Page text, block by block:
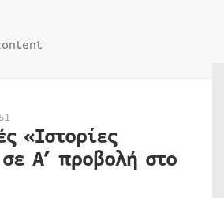
«Ιστορίες
Α’ προβολή στο